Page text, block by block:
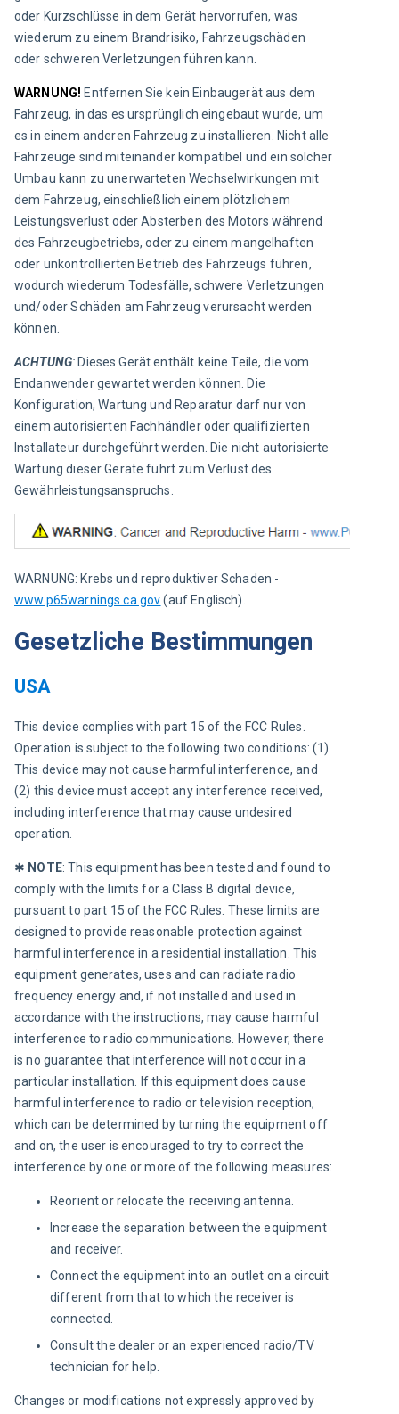
oder Kurzschlüsse in dem Gerät hervorrufen, was
wiederum zu einem Brandrisiko, Fahrzeugschäden
oder schweren Verletzungen führen kann.
WARNUNG! Entfernen Sie kein Einbaugerät aus dem
Fahrzeug, in das es ursprünglich eingebaut wurde, um
es in einem anderen Fahrzeug zu installieren. Nicht alle
Fahrzeuge sind miteinander kompatibel und ein solcher
Umbau kann zu unerwarteten Wechselwirkungen mit
dem Fahrzeug, einschließlich einem plötzlichem
Leistungsverlust oder Absterben des Motors während
des Fahrzeugbetriebs, oder zu einem mangelhaften
oder unkontrollierten Betrieb des Fahrzeugs führen,
wodurch wiederum Todesfälle, schwere Verletzungen
und/oder Schäden am Fahrzeug verursacht werden
können.
ACHTUNG: Dieses Gerät enthält keine Teile, die vom
Endanwender gewartet werden können. Die
Konfiguration, Wartung und Reparatur darf nur von
einem autorisierten Fachhändler oder qualifizierten
Installateur durchgeführt werden. Die nicht autorisierte
Wartung dieser Geräte führt zum Verlust des
Gewährleistungsanspruchs.
WARNUNG: Krebs und reproduktiver Schaden -
www.p65warnings.ca.gov (auf Englisch).
Gesetzliche Bestimmungen
USA
This device complies with part 15 of the FCC Rules.
Operation is subject to the following two conditions: (1)
This device may not cause harmful interference, and
(2) this device must accept any interference received,
including interference that may cause undesired
operation.
✱ NOTE: This equipment has been tested and found to
comply with the limits for a Class B digital device,
pursuant to part 15 of the FCC Rules. These limits are
designed to provide reasonable protection against
harmful interference in a residential installation. This
equipment generates, uses and can radiate radio
frequency energy and, if not installed and used in
accordance with the instructions, may cause harmful
interference to radio communications. However, there
is no guarantee that interference will not occur in a
particular installation. If this equipment does cause
harmful interference to radio or television reception,
which can be determined by turning the equipment off
and on, the user is encouraged to try to correct the
interference by one or more of the following measures:
Reorient or relocate the receiving antenna.
Increase the separation between the equipment
and receiver.
Connect the equipment into an outlet on a circuit
different from that to which the receiver is
connected.
Consult the dealer or an experienced radio/TV
technician for help.
Changes or modifications not expressly approved by